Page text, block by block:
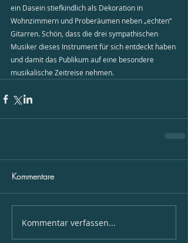
ein Dasein stiefkindlich als Dekoration in
Wohnzimmern und Proberäumen neben „echten“
Gitarren. Schön, dass die drei sympathischen
Musiker dieses Instrument für sich entdeckt haben
und damit das Publikum auf eine besondere
musikalische Zeitreise nehmen.
Kommentare
Kommentar verfassen...